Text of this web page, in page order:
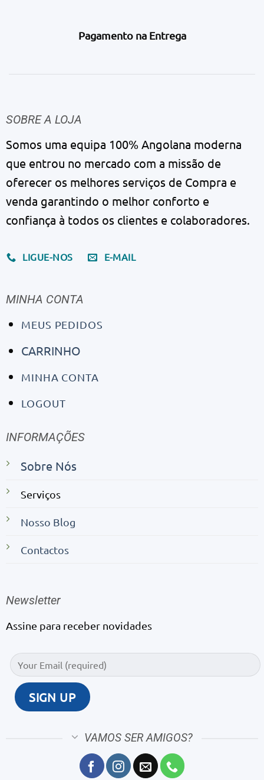
Pagamento na Entrega
SOBRE A LOJA
Somos uma equipa 100% Angolana moderna
que entrou no mercado com a missão de
oferecer os melhores serviços de Compra e
venda garantindo o melhor conforto e
confiança à todos os clientes e colaboradores.
LIGUE-NOS E-MAIL
MINHA CONTA
MEUS PEDIDOS
CARRINHO
MINHA CONTA
LOGOUT
INFORMAÇÕES
Sobre Nós
Serviços
Nosso Blog
Contactos
Newsletter
Assine para receber novidades
VAMOS SER AMIGOS?